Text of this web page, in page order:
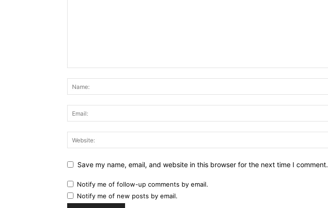
Save my name, email, and website in this browser for the next time I comment.
Notify me of follow-up comments by email.
Notify me of new posts by email.